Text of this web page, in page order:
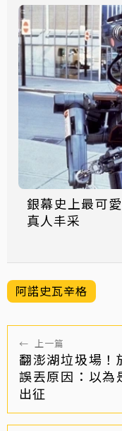
銀幕史上最可
真人丰采
阿諾史瓦辛格
← 上一篇
翻澎湖垃圾場
誤丟原因：以
出征